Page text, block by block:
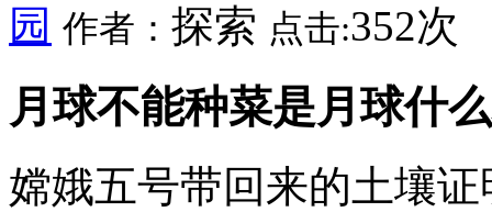
园 作者： 探索 点击:352次
月球不能种菜是月球什
嫦娥五号带回来的土壤